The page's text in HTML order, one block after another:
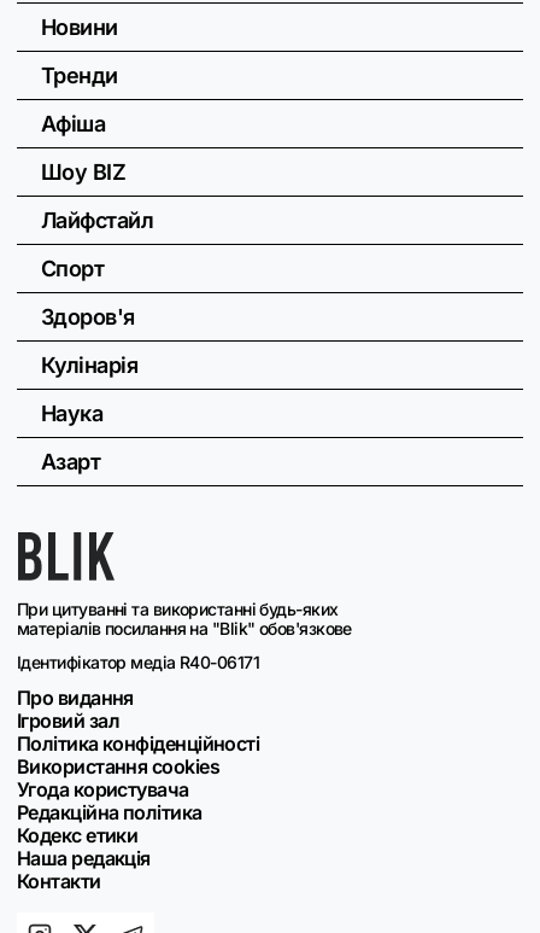
При цитуванні та використанні будь-яких
матеріалів посилання на "Blik" обов'язкове
Ідентифікатор медіа R40-06171
Про видання
Ігровий зал
Політика конфіденційності
Використання cookies
Угода користувача
Редакційна політика
Кодекс етики
Наша редакція
Контакти
Новини
Тренди
Афіша
Шоу BIZ
Лайфстайл
Спорт
Здоров'я
Кулінарія
Наука
Азарт